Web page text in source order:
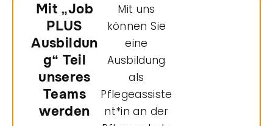
Mit „Job
PLUS
Ausbildun
g“ Teil
unseres
Teams
werden
Mit uns
können Sie
eine
Ausbildung
als
Pflegeassiste
nt*in an der